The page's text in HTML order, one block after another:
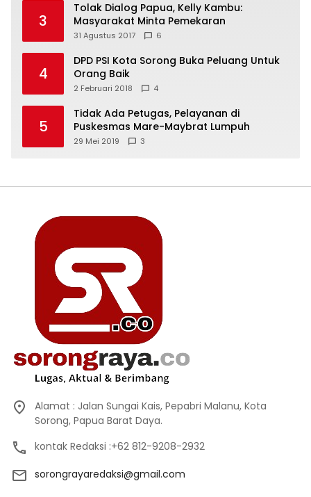
3
Tolak Dialog Papua, Kelly Kambu:
Masyarakat Minta Pemekaran
31 Agustus 2017 6
4
DPD PSI Kota Sorong Buka Peluang Untuk
Orang Baik
2 Februari 2018 4
5
Tidak Ada Petugas, Pelayanan di
Puskesmas Mare-Maybrat Lumpuh
29 Mei 2019 3
Alamat : Jalan Sungai Kais, Pepabri Malanu, Kota
Sorong, Papua Barat Daya.
kontak Redaksi :+62 812-9208-2932
sorongrayaredaksi@gmail.com